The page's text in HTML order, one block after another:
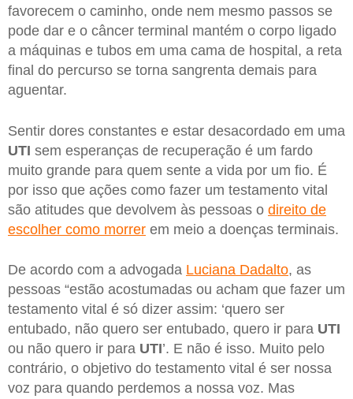
favorecem o caminho, onde nem mesmo passos se
pode dar e o câncer terminal mantém o corpo ligado
a máquinas e tubos em uma cama de hospital, a reta
final do percurso se torna sangrenta demais para
aguentar.
Sentir dores constantes e estar desacordado em uma
UTI sem esperanças de recuperação é um fardo
muito grande para quem sente a vida por um fio. É
por isso que ações como fazer um testamento vital
são atitudes que devolvem às pessoas o direito de
escolher como morrer em meio a doenças terminais.
De acordo com a advogada Luciana Dadalto, as
pessoas “estão acostumadas ou acham que fazer um
testamento vital é só dizer assim: ‘quero ser
entubado, não quero ser entubado, quero ir para UTI
ou não quero ir para UTI’. E não é isso. Muito pelo
contrário, o objetivo do testamento vital é ser nossa
voz para quando perdemos a nossa voz. Mas